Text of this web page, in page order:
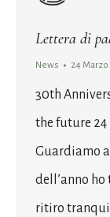
Lettera di
News 24 Marzo
30th
the future​ 24
Guardiamo
dell’anno
ritiro